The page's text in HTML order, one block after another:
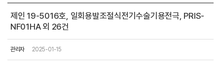
제인 19-5016호, 일회용발조절식전기수술기용전극, PRIS-
NF01HA 외 26건
관리자 2025-01-15